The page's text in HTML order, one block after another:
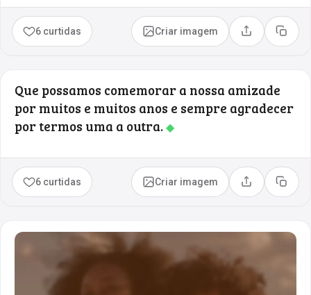
6 curtidas Criar imagem Compartilhar
Copiar
Que possamos comemorar a nossa amizade
por muitos e muitos anos e sempre agradecer
por termos uma a outra.◆
6 curtidas Criar imagem Compartilhar
Copiar